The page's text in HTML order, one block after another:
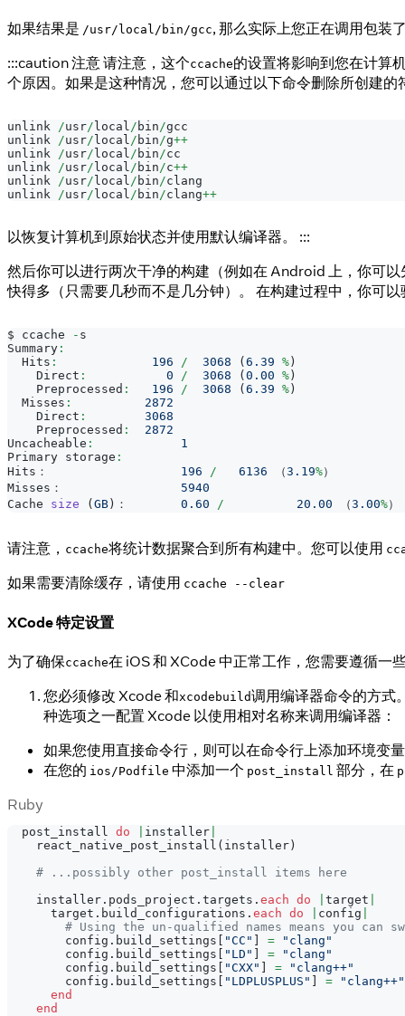
如果结果是 /usr/local/bin/gcc, 那么实际上您正在调用包装
:::caution 注意 请注意，这个ccache的设置将影响到您在计算
个原因。如果是这种情况，您可以通过以下命令删除所创建的
unlink /usr/ local/ bin/gcc
unlink /usr/ local/ bin/g++
unlink /usr/ local/ bin/cc
unlink /usr/ local/ bin/c++
unlink /usr/ local/ bin/clang
unlink /usr/ local/ bin/clang++
以恢复计算机到原始状态并使用默认编译器。 :::
然后你可以进行两次干净的构建（例如在 Android 上，你可以
快得多（只需要几秒而不是几分钟）。 在构建过程中，你可以
$ ccache - s
Summary :
Hits : 196 / 3068 ( 6.39 % )
Direct : 0 / 3068 ( 0.00 % )
Preprocessed : 196 / 3068 ( 6.39 % )
Misses :
2872
Direct :
3068
Preprocessed :
2872
Uncacheable :
1
Primary storage :
Hits：
196 / 6136 （3.19%）
Misses：
5940
Cache
size ( GB ) 0.60 / 20.00 （3.00%）
请注意， ccache将统计数据聚合到所有构建中。您可以使用
如果需要清除缓存，请使用 ccache --clear
XCode 特定设置
为了确保ccache在 iOS 和 XCode 中正常工作，您需要遵循一
您必须修改 Xcode 和xcodebuild调用编译器命令的方式
种选项之一配置 Xcode 以使用相对名称来调用编译器：
如果您使用直接命令行，则可以在命令行上添加环境变
在您的 ios/Podfile 中添加一个 post_install 部分，在
Ruby
  post_install
do installer
    react_native_post_install
( installer )
# ...possibly other post_install items here
    installer
. pods_project . targets . each do target
      target
. build_configurations . each do config
# Using the un-qualified names means you can
        config
. build_settings "CC" =
"clang"
        config
. build_settings "LD" =
"clang"
        config
. build_settings "CXX" =
"clang++"
        config
. build_settings "LDPLUSPLUS" =
"clang++"
end
end